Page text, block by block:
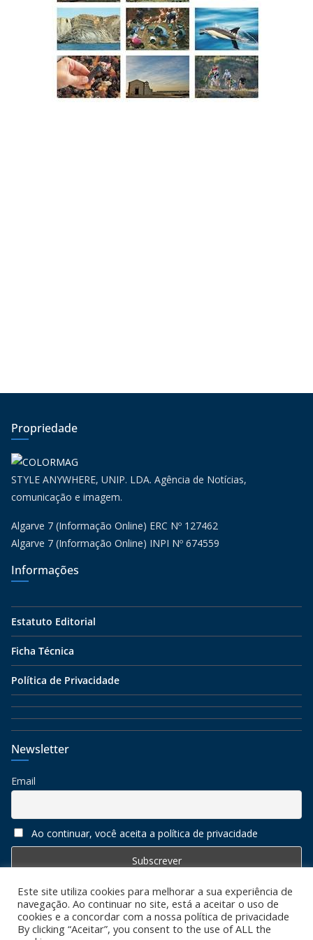
Propriedade
STYLE ANYWHERE, UNIP. LDA. Agência de Notícias,
comunicação e imagem.
Algarve 7 (Informação Online) ERC Nº 127462
Algarve 7 (Informação Online) INPI Nº 674559
Informações
Estatuto Editorial
Ficha Técnica
Política de Privacidade
Newsletter
Email
Ao continuar, você aceita a política de privacidade
Este site utiliza cookies para melhorar a sua experiência de
navegação. Ao continuar no site, está a aceitar o uso de
cookies e a concordar com a nossa política de privacidade
By clicking “Aceitar”, you consent to the use of ALL the